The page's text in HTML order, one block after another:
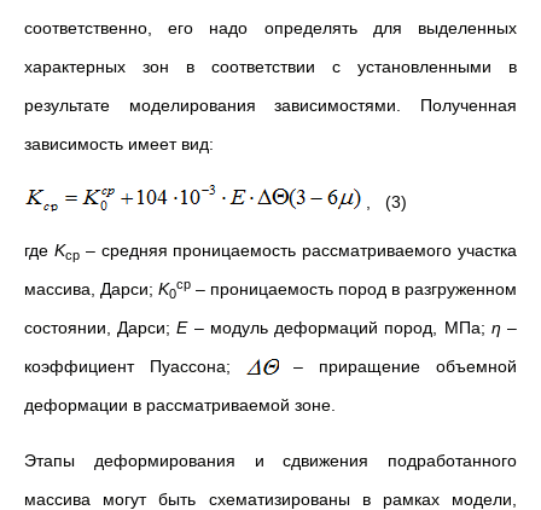
соответственно, его надо определять для выделенных
характерных зон в соответствии с установленными в
результате моделирования зависимостями. Полученная
зависимость имеет вид:
, (3)
где Kср– средняя проницаемость рассматриваемого участка
массива, Дарси; K0
ср – проницаемость пород в разгруженном
состоянии, Дарси;Е– модуль деформаций пород, МПа; η–
коэффициент Пуассона;
– приращение объемной
деформации в рассматриваемой зоне.
Этапы деформирования и сдвижения подработанного
массива могут быть схематизированы в рамках модели,